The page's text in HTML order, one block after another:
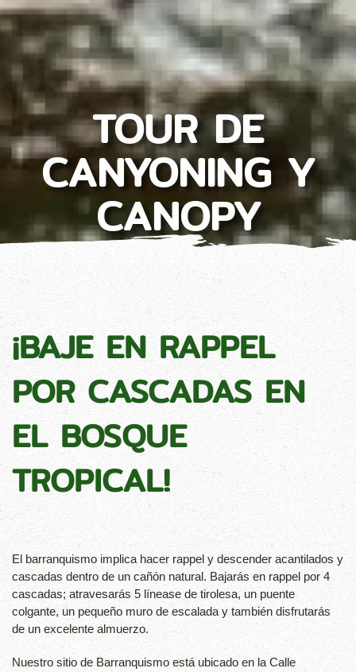
TOUR DE
CANYONING Y
CANOPY
¡BAJE EN RAPPEL
POR CASCADAS EN
EL BOSQUE
TROPICAL!
El barranquismo implica hacer rappel y descender acantilados y
cascadas dentro de un cañón natural. Bajarás en rappel por 4
cascadas; atravesarás 5 línease de tirolesa, un puente
colgante, un pequeño muro de escalada y también disfrutarás
de un excelente almuerzo.
Nuestro sitio de Barranquismo está ubicado en la Calle